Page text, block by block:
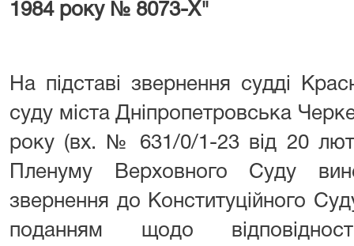
1984 року № 8073-X"
На підставі звернення судді
суду міста Дніпропетровська
року (вх. № 631/0/1-23 від 20
Пленуму Верховного Суду
звернення до Конституційного
поданням щодо